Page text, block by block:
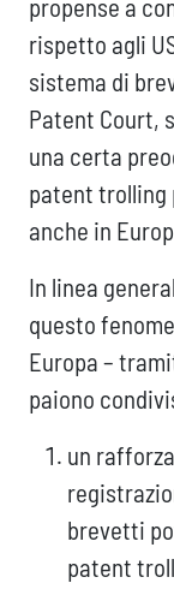
propense a
rispetto agli
sistema di
Patent Court,
una certa
patent trolling
anche in
In linea
questo
Europa –
paiono
un
brevetti
patent